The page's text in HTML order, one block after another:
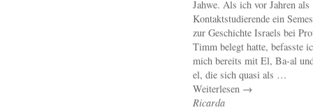
Jahwe. Als ich vor Jahren als
Kontaktstudierende ein
zur Geschichte Israels bei
Timm belegt hatte, befasste
mich bereits mit El, Ba-al
el, die sich quasi als …
Weiterlesen →
Ricarda